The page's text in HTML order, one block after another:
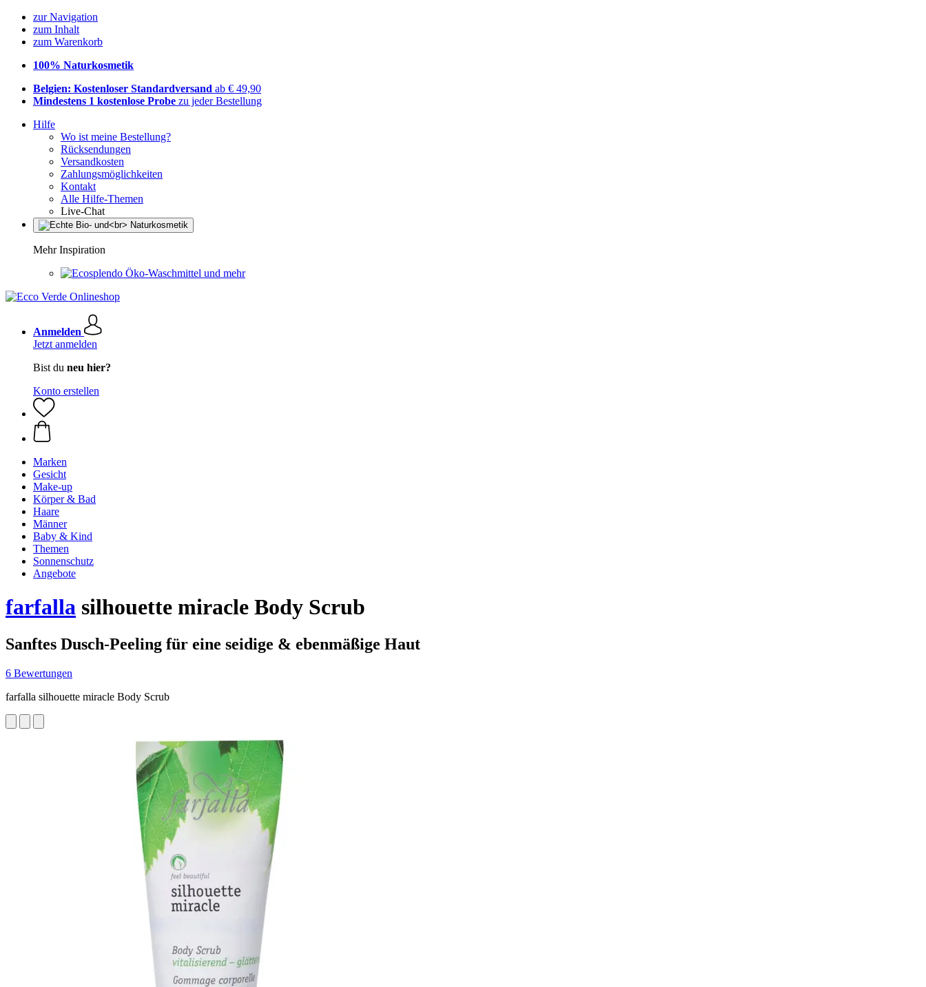
zur Navigation
zum Inhalt
zum Warenkorb
100% Naturkosmetik
Belgien: Kostenloser Standardversand ab € 49,90
Mindestens 1 kostenlose Probe zu jeder Bestellung
Hilfe
Wo ist meine Bestellung?
Rücksendungen
Versandkosten
Zahlungsmöglichkeiten
Kontakt
Alle Hilfe-Themen
Live-Chat
Mehr Inspiration
Öko-Waschmittel und mehr
Anmelden
Jetzt anmelden
Bist du neu hier?
Konto erstellen
Marken
Gesicht
Make-up
Körper & Bad
Haare
Männer
Baby & Kind
Themen
Sonnenschutz
Angebote
farfalla silhouette miracle Body Scrub
Sanftes Dusch-Peeling für eine seidige & ebenmäßige Haut
6 Bewertungen
farfalla silhouette miracle Body Scrub